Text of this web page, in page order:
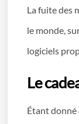
La fuite des
le monde,
logiciels
Le
Étant donné